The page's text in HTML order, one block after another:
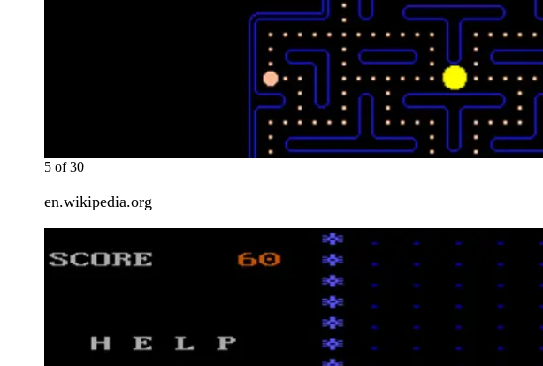
5 of30
en.wikipedia.org